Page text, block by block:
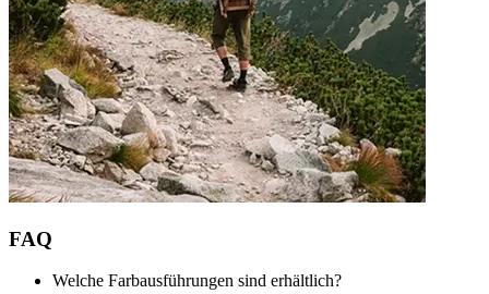
FAQ
Welche Farbausführungen sind erhältlich?